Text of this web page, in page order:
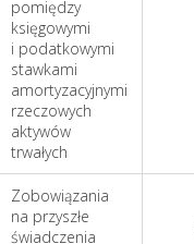
pomiędzy
księgowymi
i podatkowymi
stawkami
amortyzacyjnymi
rzeczowych
aktywów
trwałych
Zobowiązania
na przyszłe
świadczenia